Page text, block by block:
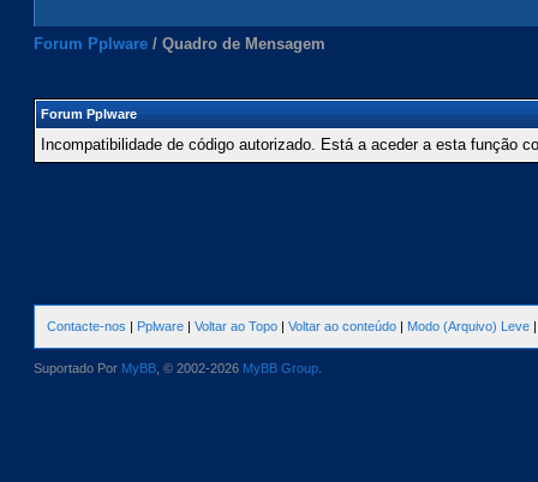
Forum Pplware / Quadro de Mensagem
Forum Pplware
Incompatibilidade de código autorizado. Está a aceder a esta função
Contacte-nos | Pplware | Voltar ao Topo | Voltar ao conteúdo | Modo (Arquivo) Leve
Suportado Por MyBB , © 2002-2026 MyBB Group